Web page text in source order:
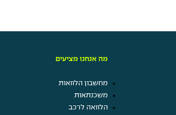
מה אנחנו מציעים
מחשבון הלוואות
משכנתאות
הלוואה לרכב